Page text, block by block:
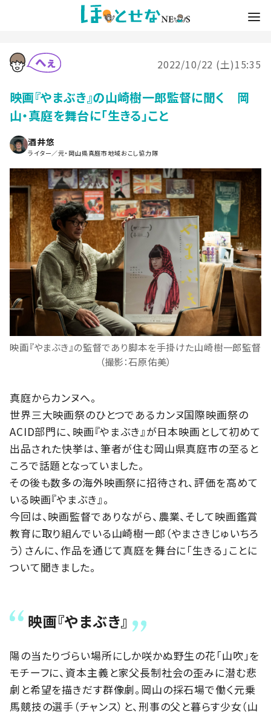
2022/10/22 (土)15:35
映画『やまぶき』の山崎樹一郎監督に聞く 岡
山・真庭を舞台に「生きる」こと
酒井悠
ライター／元・岡山県真庭市地域おこし協力隊
映画『やまぶき』の監督であり脚本を手掛けた山崎樹一郎監督
（撮影：石原佑美）
真庭からカンヌへ。
世界三大映画祭のひとつであるカンヌ国際映画祭の
ACID部門に、映画『やまぶき』が日本映画として初めて
出品された快挙は、筆者が住む岡山県真庭市の至ると
ころで話題となっていました。
その後も数多の海外映画祭に招待され、評価を高めて
いる映画『やまぶき』。
今回は、映画監督でありながら、農業、そして映画鑑賞
教育に取り組んでいる山崎樹一郎（やまさきじゅいちろ
う）さんに、作品を通じて真庭を舞台に「生きる」ことに
ついて聞きました。
映画『やまぶき』
陽の当たりづらい場所にしか咲かぬ野生の花「山吹」を
モチーフに、資本主義と家父長制社会の歪みに潜む悲
劇と希望を描きだす群像劇。岡山の採石場で働く元乗
馬競技の選手（チャンス）と、刑事の父と暮らす少女（山